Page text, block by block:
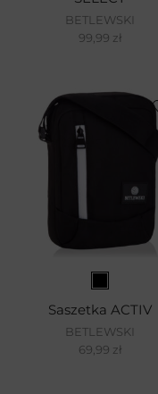
BETLEWSKI
99,99 zł
Saszetka ACTIV
BETLEWSKI
69,99 zł